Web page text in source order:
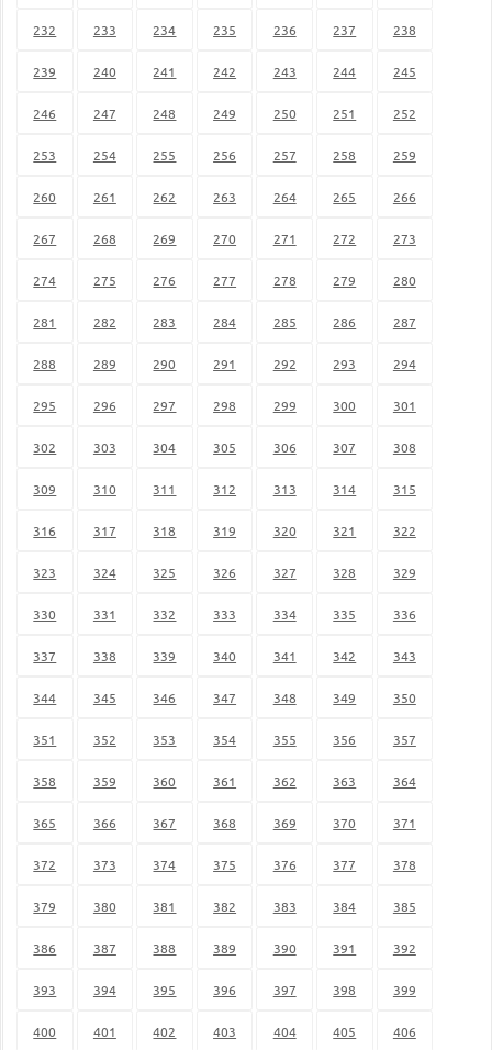
232 233 234 235 236 237 238
239 240 241 242 243 244 245
246 247 248 249 250 251 252
253 254 255 256 257 258 259
260 261 262 263 264 265 266
267 268 269 270 271 272 273
274 275 276 277 278 279 280
281 282 283 284 285 286 287
288 289 290 291 292 293 294
295 296 297 298 299 300 301
302 303 304 305 306 307 308
309 310 311 312 313 314 315
316 317 318 319 320 321 322
323 324 325 326 327 328 329
330 331 332 333 334 335 336
337 338 339 340 341 342 343
344 345 346 347 348 349 350
351 352 353 354 355 356 357
358 359 360 361 362 363 364
365 366 367 368 369 370 371
372 373 374 375 376 377 378
379 380 381 382 383 384 385
386 387 388 389 390 391 392
393 394 395 396 397 398 399
400 401 402 403 404 405 406